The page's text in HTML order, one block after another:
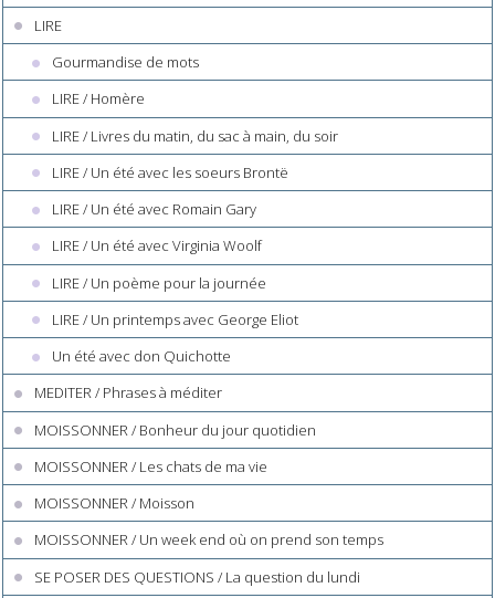
LIRE
Gourmandise de mots
LIRE / Homère
LIRE / Livres du matin, du sac à main, du soir
LIRE / Un été avec les soeurs Brontë
LIRE / Un été avec Romain Gary
LIRE / Un été avec Virginia Woolf
LIRE / Un poème pour la journée
LIRE / Un printemps avec George Eliot
Un été avec don Quichotte
MEDITER / Phrases à méditer
MOISSONNER / Bonheur du jour quotidien
MOISSONNER / Les chats de ma vie
MOISSONNER / Moisson
MOISSONNER / Un week end où on prend son temps
SE POSER DES QUESTIONS / La question du lundi